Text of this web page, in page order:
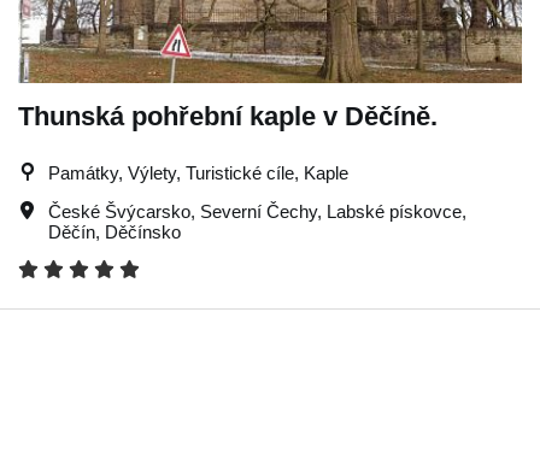
Thunská pohřební kaple v Děčíně.
Památky, Výlety, Turistické cíle, Kaple
České Švýcarsko, Severní Čechy, Labské pískovce,
Děčín, Děčínsko